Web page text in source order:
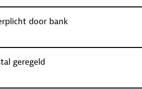
door bank
geregeld